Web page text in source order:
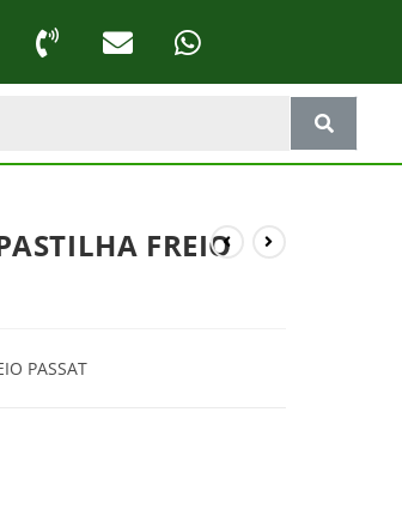
FREIO
PASSAT